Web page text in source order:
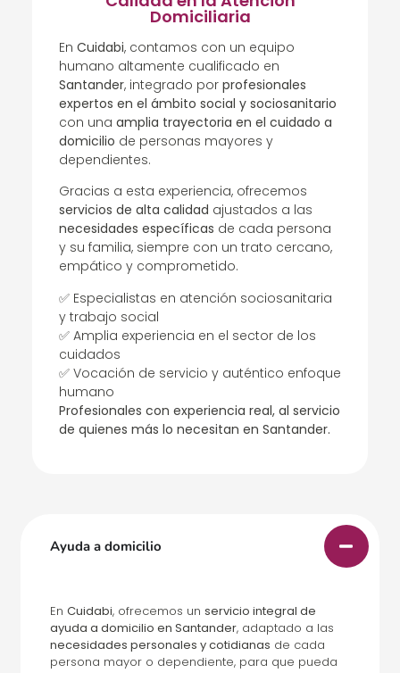
Domiciliaria
En Cuidabi, contamos con un equipo
humano altamente cualificado en
Santander, integrado por profesionales
expertos en el ámbito social y sociosanitario
con una amplia trayectoria en el cuidado a
domicilio de personas mayores y
dependientes.
Gracias a esta experiencia, ofrecemos
servicios de alta calidad ajustados a las
necesidades específicas de cada persona
y su familia, siempre con un trato cercano,
empático y comprometido.
✅ Especialistas en atención sociosanitaria
y trabajo social
✅ Amplia experiencia en el sector de los
cuidados
✅ Vocación de servicio y auténtico enfoque
humano
Profesionales con experiencia real, al servicio
de quienes más lo necesitan en Santander.
Ayuda a domicilio
En Cuidabi, ofrecemos un servicio integral de
ayuda a domicilio en Santander, adaptado a las
necesidades personales y cotidianas de cada
persona mayor o dependiente, para que pueda